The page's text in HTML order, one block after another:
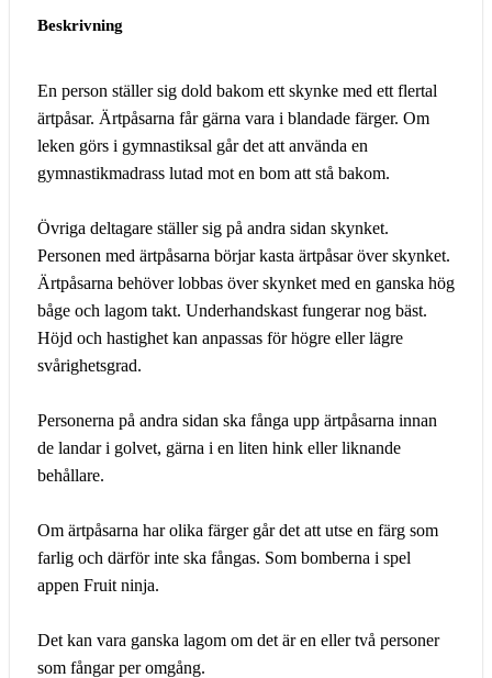
Beskrivning
En person ställer sig dold bakom ett skynke med ett flertal
ärtpåsar. Ärtpåsarna får gärna vara i blandade färger. Om
leken görs i gymnastiksal går det att använda en
gymnastikmadrass lutad mot en bom att stå bakom.
Övriga deltagare ställer sig på andra sidan skynket.
Personen med ärtpåsarna börjar kasta ärtpåsar över skynket.
Ärtpåsarna behöver lobbas över skynket med en ganska hög
båge och lagom takt. Underhandskast fungerar nog bäst.
Höjd och hastighet kan anpassas för högre eller lägre
svårighetsgrad.
Personerna på andra sidan ska fånga upp ärtpåsarna innan
de landar i golvet, gärna i en liten hink eller liknande
behållare.
Om ärtpåsarna har olika färger går det att utse en färg som
farlig och därför inte ska fångas. Som bomberna i spel
appen Fruit ninja.
Det kan vara ganska lagom om det är en eller två personer
som fångar per omgång.